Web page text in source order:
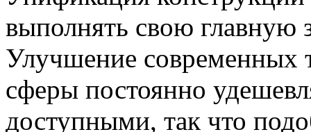
выполнять свою главную
Улучшение современных
сферы постоянно
доступными, так что